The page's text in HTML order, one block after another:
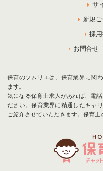
サ
新規
採
お問合せ
保育のソムリエは、保育業界に関
ます。
気になる保育士求人があれば、電
ださい。保育業界に精通したキャ
ご紹介させていただきます。保育士